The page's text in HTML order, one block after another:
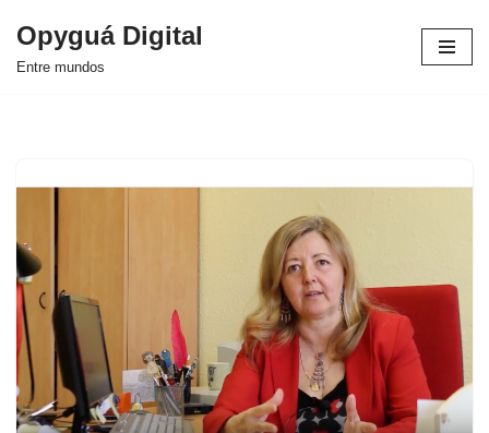
Saltar
Opyguá Digital
Entre mundos